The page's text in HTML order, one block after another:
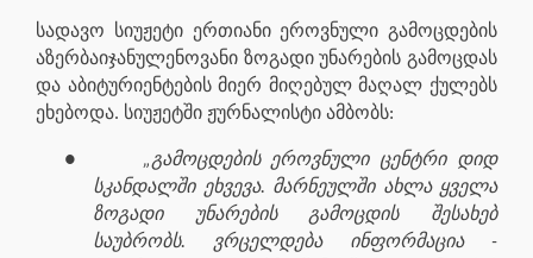
სადავო სიუჟეტი ერთიანი ეროვნული გამოცდების
აზერბაიჯანულენოვანი ზოგადი უნარების გამოცდას
და აბიტურიენტების მიერ მიღებულ მაღალ ქულებს
ეხებოდა. სიუჟეტში ჟურნალისტი ამბობს:
●
„გამოცდების ეროვნული ცენტრი დიდ
სკანდალში ეხვევა. მარნეულში ახლა ყველა
ზოგადი უნარების გამოცდის შესახებ
საუბრობს. ვრცელდება ინფორმაცია -